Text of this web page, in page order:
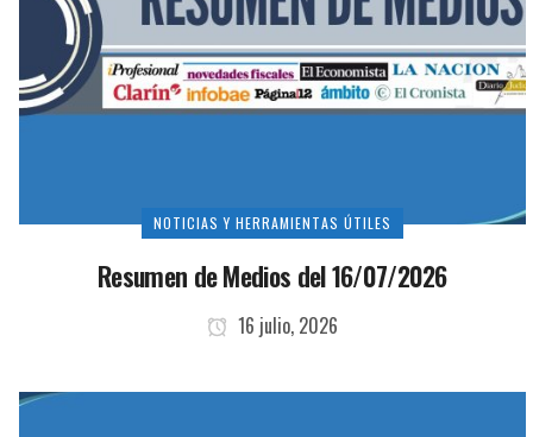
NOTICIAS Y HERRAMIENTAS ÚTILES
Resumen de Medios del 16/07/2026
16 julio, 2026